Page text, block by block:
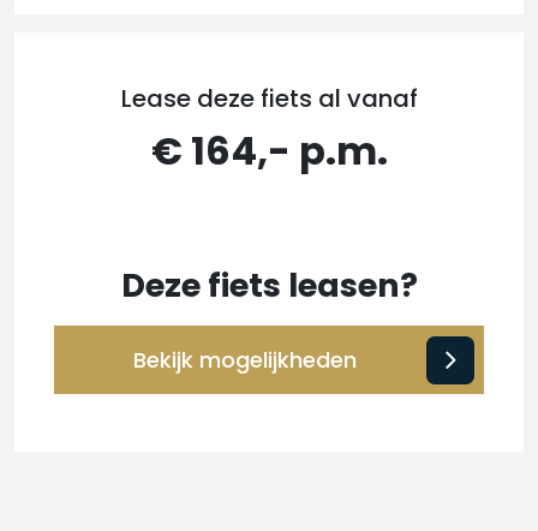
Lease deze fiets al vanaf
€ 164,- p.m.
Deze fiets leasen?
Bekijk mogelijkheden